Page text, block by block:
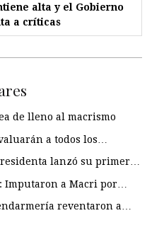
alta y el Gobierno
a críticas
de lleno al macrismo
a todos los…
lanzó su primer…
Imputaron a Macri por…
reventaron a…